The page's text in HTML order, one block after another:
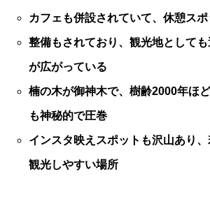
カフェも併設されていて、休憩ス
整備もされており、観光地として
が広がっている
楠の木が御神木で、樹齢2000年ほ
も神秘的で圧巻
インスタ映えスポットも沢山あり
観光しやすい場所